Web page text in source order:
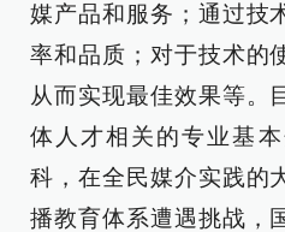
媒产品和服务；通过技
率和品质；对于技术的
从而实现最佳效果等。
体人才相关的专业基
科，在全民媒介实践的
播教育体系遭遇挑战，